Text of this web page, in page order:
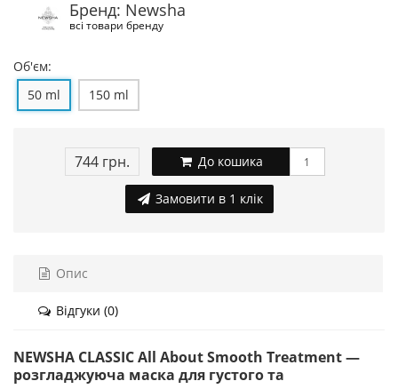
Бренд: Newsha
всі товари бренду
Об'єм:
50 ml
150 ml
744 грн. До кошика
Замовити в 1 клік
Опис
Відгуки (0)
NEWSHA CLASSIC All About Smooth Treatment —
розгладжуюча маска для густого та